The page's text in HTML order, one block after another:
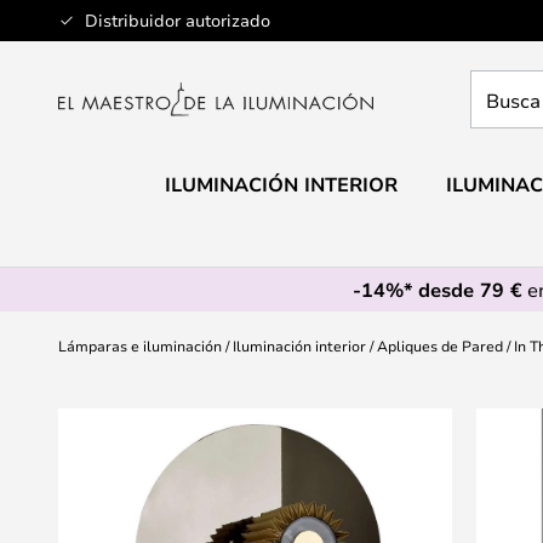
Distribuidor autorizado
Ir
al
aquí
ILUMINACIÓN INTERIOR
-14%* desde 79 €
Lámparas e iluminación Iluminación interior Apliques de Pared In